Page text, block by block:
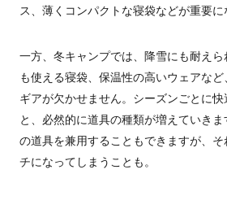
ス、薄くコンパクトな寝袋などが重要に
一方、冬キャンプでは、降雪にも耐え
も使える寝袋、保温性の高いウェアな
ギアが欠かせません。シーズンごとに快
と、必然的に道具の種類が増えていき
の道具を兼用することもできますが、
チになってしまうことも。